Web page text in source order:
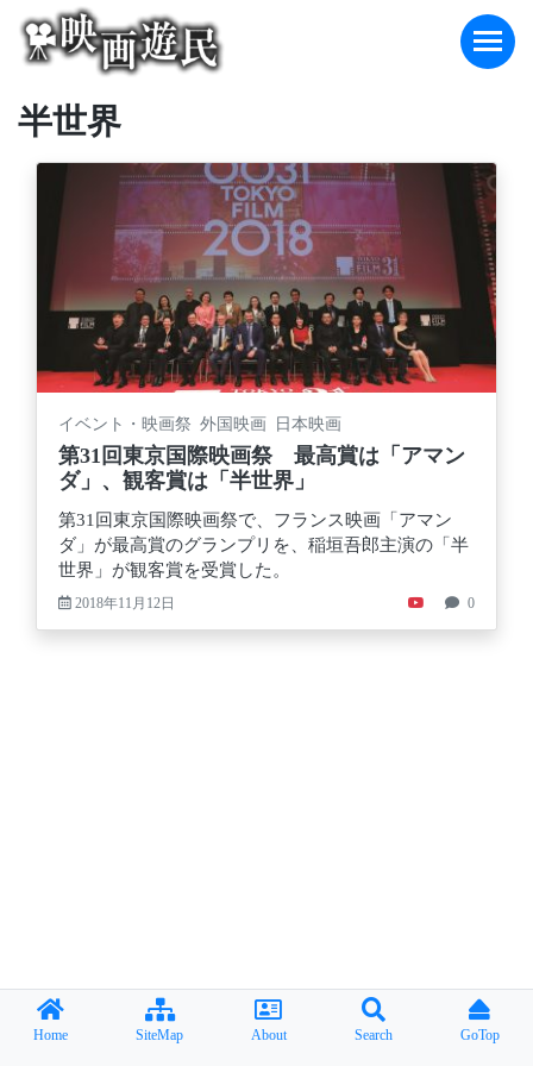
content
半世界
イベント・映画祭 外国映画 日本映画
第31回東京国際映画祭 最高賞は「アマン
ダ」、観客賞は「半世界」
第31回東京国際映画祭で、フランス映画「アマン
ダ」が最高賞のグランプリを、稲垣吾郎主演の「半
世界」が観客賞を受賞した。
2018年11月12日 0
Home SiteMap About Search GoTop